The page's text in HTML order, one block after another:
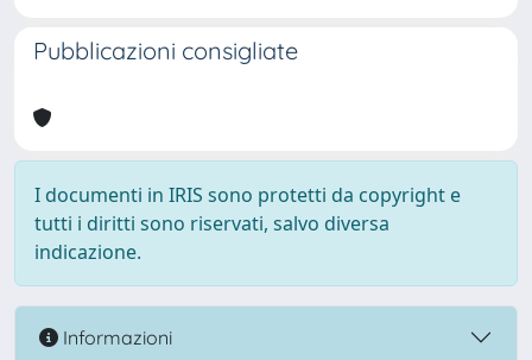
Pubblicazioni consigliate
I documenti in IRIS sono protetti da copyright e
tutti i diritti sono riservati, salvo diversa
indicazione.
Informazioni